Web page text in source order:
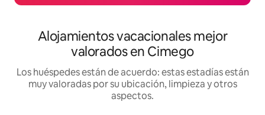
Alojamientos vacacionales mejor
valorados en Cimego
Los huéspedes están de acuerdo: estas estadías están
muy valoradas por su ubicación, limpieza y otros
aspectos.